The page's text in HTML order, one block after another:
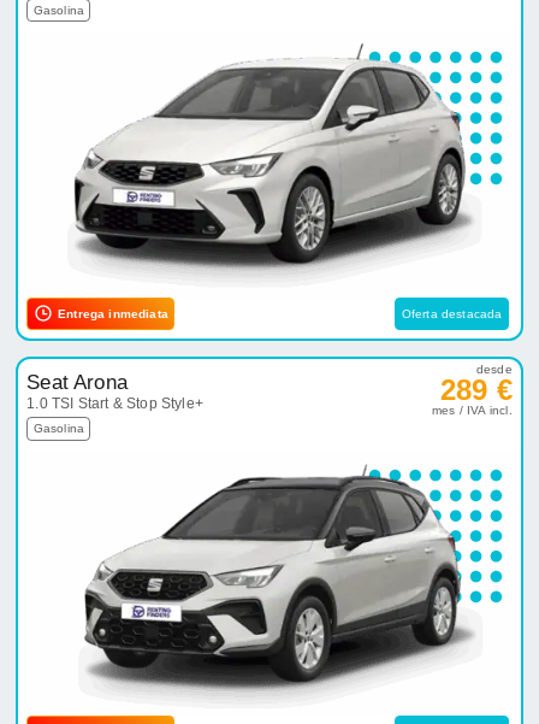
Gasolina
Entrega inmediata Oferta destacada
Seat Arona
1.0 TSI Start & Stop Style+
Gasolina
desde
289 €
mes / IVA incl.